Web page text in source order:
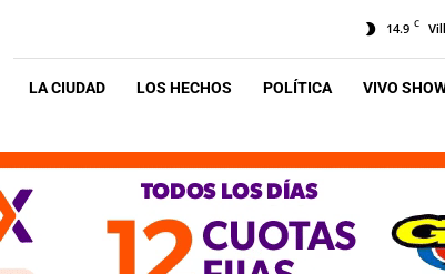
14.9 C
LA CIUDAD LOS HECHOS POLÍTICA VIVO